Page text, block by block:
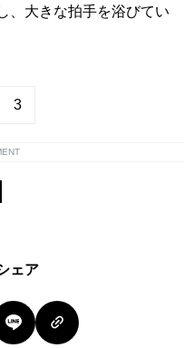
、大きな拍手を浴びてい
3
ェア